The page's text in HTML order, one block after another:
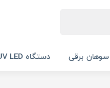
سوهان برقی دستگاه UV LED